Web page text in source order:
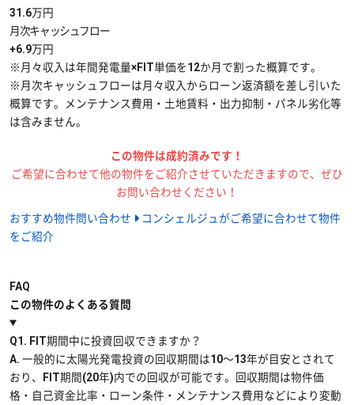
31.6万円
月次キャッシュフロー
+6.9万円
※月々収入は年間発電量×FIT単価を12か月で割った概算です。
※月次キャッシュフローは月々収入からローン返済額を差し引いた
概算です。
メンテナンス費用・土地賃料・出力抑制・パネル劣化等
は含みません。
この物件は成約済みです！
ご希望に合わせて他の物件をご紹介させていただきますので、ぜひ
お問い合わせください！
おすすめ物件問い合わせ
コンシェルジュがご希望に合わせて物件
をご紹介
FAQ
この物件のよくある質問
Q1. FIT期間中に投資回収できますか？
A. 一般的に太陽光発電投資の回収期間は10〜13年が目安とされて
おり、FIT期間(20年)内での回収が可能です。回収期間は物件価
格・自己資金比率・ローン条件・メンテナンス費用などにより変動